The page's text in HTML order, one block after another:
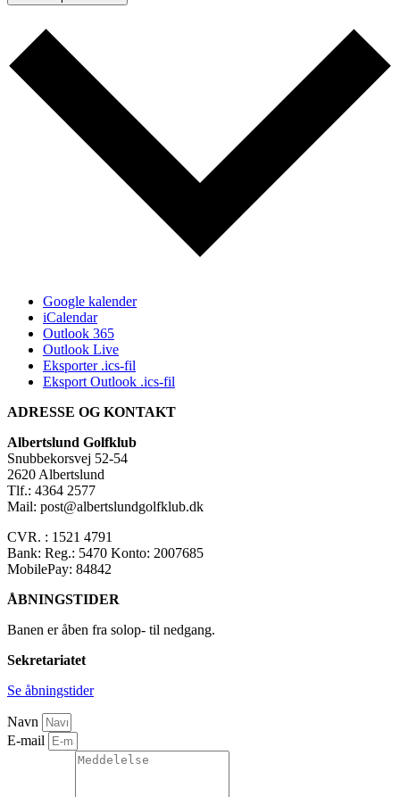
Google kalender
iCalendar
Outlook 365
Outlook Live
Eksporter .ics-fil
Eksport Outlook .ics-fil
ADRESSE OG KONTAKT
Albertslund Golfklub
Snubbekorsvej 52-54
2620 Albertslund
Tlf.: 4364 2577
Mail: post@albertslundgolfklub.dk
CVR. : 1521 4791
Bank: Reg.: 5470 Konto: 2007685
MobilePay: 84842
ÅBNINGSTIDER
Banen er åben fra solop- til nedgang.
Sekretariatet
Se åbningstider
Navn
E-mail